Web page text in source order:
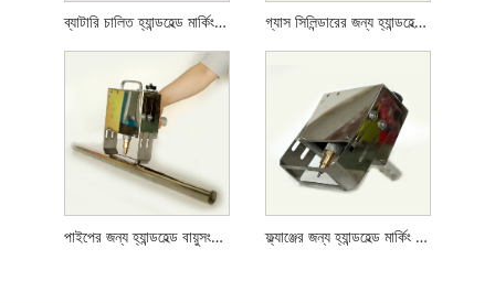
ব্যাটারি চালিত হ্যান্ডহেল্ড মার্কিং মেশিন গ্যাস সিলিন্ডারের জন্য হ্যান্ডহেল্ড মার্কিং মেশিন
পাইপের জন্য হ্যান্ডহেল্ড বায়ুসংক্রান্ত মার্কিং মেশিন ফ্ল্যাঞ্জের জন্য হ্যান্ডহেল্ড মার্কিং মেশিন